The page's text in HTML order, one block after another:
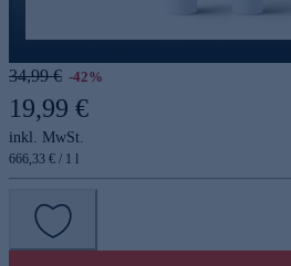
34,99 € -42%
19,99 €
inkl. MwSt.
666,33 € / 1 l